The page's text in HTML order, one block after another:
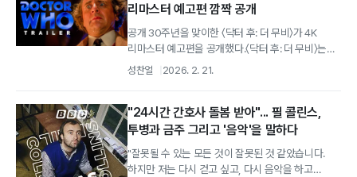
리마스터 예고편 깜짝 공개
공개 30주년을 맞이한 〈닥터 후: 더 무비〉가 4K
리마스터 예고편을 공개했다.〈닥터 후: 더 무비〉는
BBC의 대표 드라마 〈닥터 후〉가...
성찬얼 2026. 2. 21.
"24시간 간호사 돌봄 받아"... 필 콜린스,
투병과 금주 그리고 '음악'을 말하다
"잘못될 수 있는 모든 것이 잘못된 것 같았습니다.
하지만 저는 다시 걷고 싶고, 다시 음악을 하고